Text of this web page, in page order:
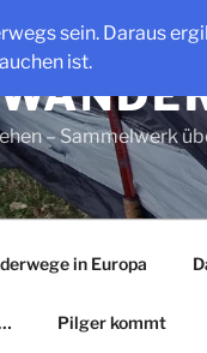
sein. Daraus
ist.
– Sammelwerk
in Europa
Pilger kommt